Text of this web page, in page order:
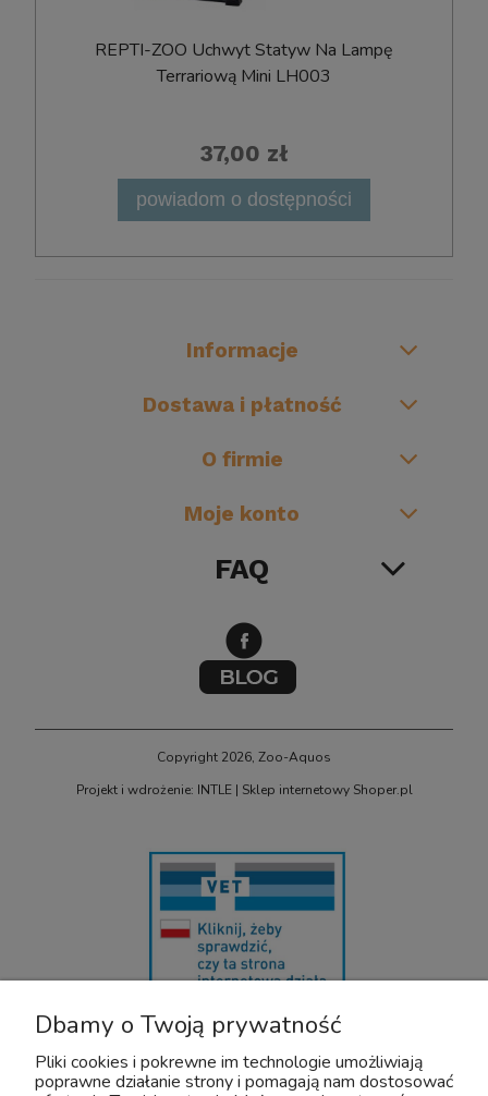
REPTI-ZOO Uchwyt Statyw Na Lampę
Terrariową Mini LH003
37,00 zł
powiadom o dostępności
Informacje
Dostawa i płatność
O firmie
Moje konto
FAQ
Copyright 2026, Zoo-Aquos
Projekt i wdrożenie: INTLE| Sklep internetowy Shoper.pl
U nas bezpiecznie kupisz leki OTC dla zwierząt. Nadzór sprawuje :
Adres: Kazimierzowska 29 08-110 Siedlce
Dbamy o Twoją prywatność
Pliki cookies i pokrewne im technologie umożliwiają
poprawne działanie strony i pomagają nam dostosować